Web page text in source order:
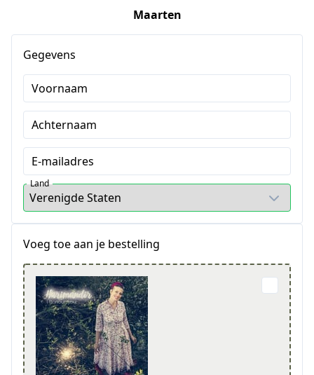
Maarten
Gegevens
Voornaam
Achternaam
E-mailadres
Land
Voeg toe aan je bestelling